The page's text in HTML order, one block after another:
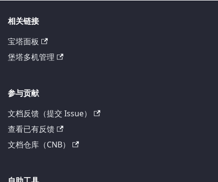
相关链接
宝塔面板
堡塔多机管理
参与贡献
文档反馈（提交 Issue）
查看已有反馈
文档仓库（CNB）